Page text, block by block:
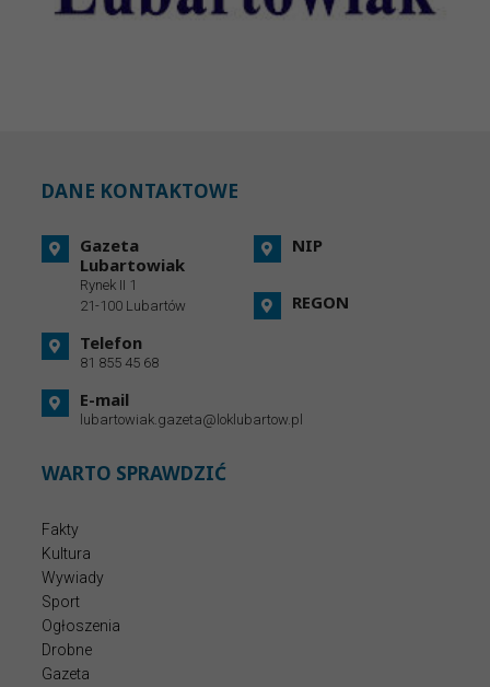
DANE KONTAKTOWE
Gazeta
Lubartowiak
Rynek II 1
21-100 Lubartów
Telefon
81 855 45 68
E-mail
lubartowiak.gazeta@loklubartow.pl
NIP
REGON
WARTO SPRAWDZIĆ
Fakty
Kultura
Wywiady
Sport
Ogłoszenia
Drobne
Gazeta